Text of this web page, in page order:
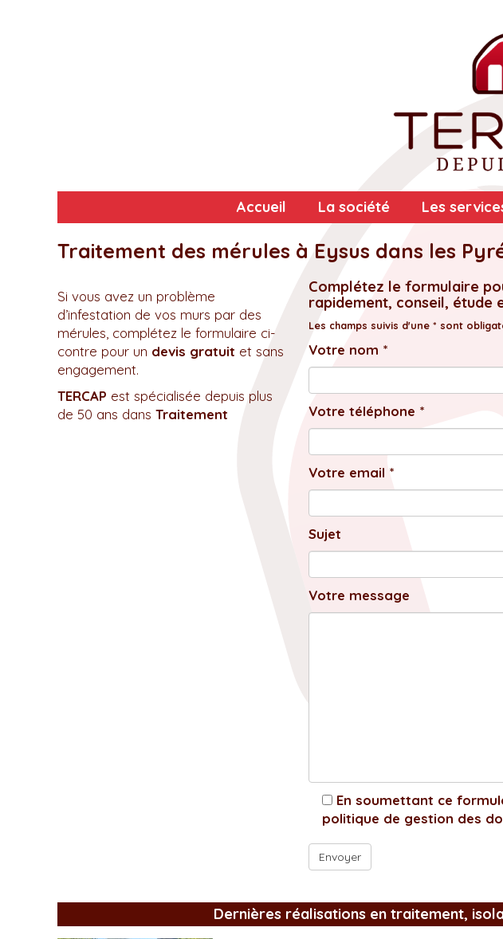
Accueil La société Les
Traitement des mérules à Eysus dans les
Si vous avez un problème
d’infestation de vos murs par des
mérules, complétez le formulaire ci-
contre pour un devis gratuit et sans
engagement.
TERCAP est spécialisée depuis plus
de 50 ans dans Traitement
Complétez le formulaire
rapidement, conseil, étude
Les champs suivis d'une * sont
Votre nom *
Votre téléphone *
Votre email *
Sujet
Votre message
En soumettant ce
politique de gestion des
Dernières réalisations en traitement,